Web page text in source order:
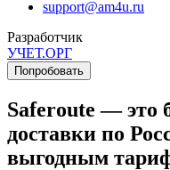
support@am4u.ru
Разработчик
УЧЕТ.ОРГ
Попробовать
Saferoute — это
доставки по
выгодным